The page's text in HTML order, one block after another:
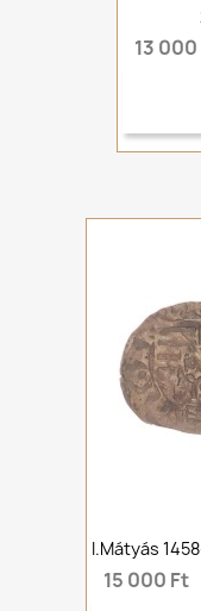
13
I.Mátyás
15 000 Ft